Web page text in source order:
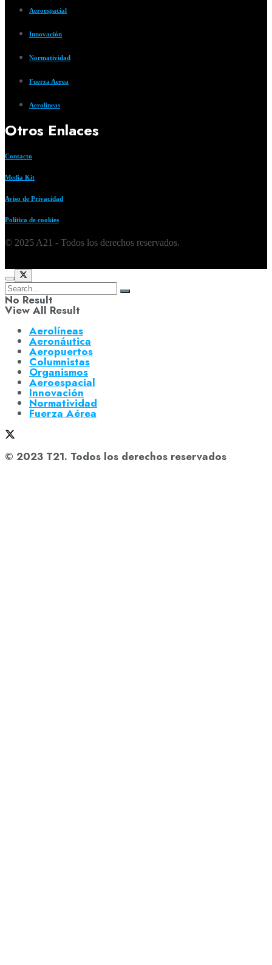
Aeroespacial
Innovación
Normatividad
Fuerza Aerea
Aerolíneas
Otros Enlaces
Contacto
Media Kit
Aviso de Privacidad
Política de cookies
© 2025 A21 - Todos los derechos reservados.
No Result
View All Result
Aerolíneas
Aeronáutica
Aeropuertos
Columnistas
Organismos
Aeroespacial
Innovación
Normatividad
Fuerza Aérea
© 2023 T21. Todos los derechos reservados